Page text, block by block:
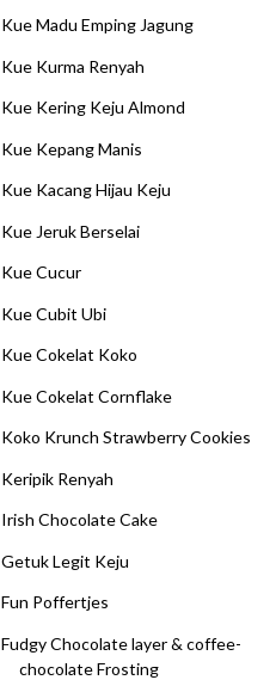
Kue Madu Emping Jagung
Kue Kurma Renyah
Kue Kering Keju Almond
Kue Kepang Manis
Kue Kacang Hijau Keju
Kue Jeruk Berselai
Kue Cucur
Kue Cubit Ubi
Kue Cokelat Koko
Kue Cokelat Cornflake
Koko Krunch Strawberry Cookies
Keripik Renyah
Irish Chocolate Cake
Getuk Legit Keju
Fun Poffertjes
Fudgy Chocolate layer & coffee-
chocolate Frosting